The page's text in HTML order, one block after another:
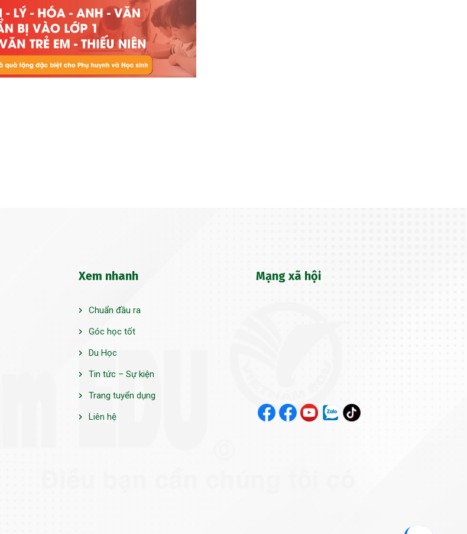
Xem nhanh
Chuẩn đầu ra
Góc học tốt
Du Học
Tin tức – Sự kiện
Trang tuyển dụng
Liên hệ
Mạng xã hội